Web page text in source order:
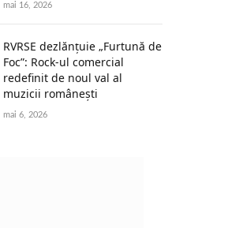
mai 16, 2026
RVRSE dezlănțuie „Furtună de
Foc”: Rock-ul comercial
redefinit de noul val al
muzicii românești
mai 6, 2026